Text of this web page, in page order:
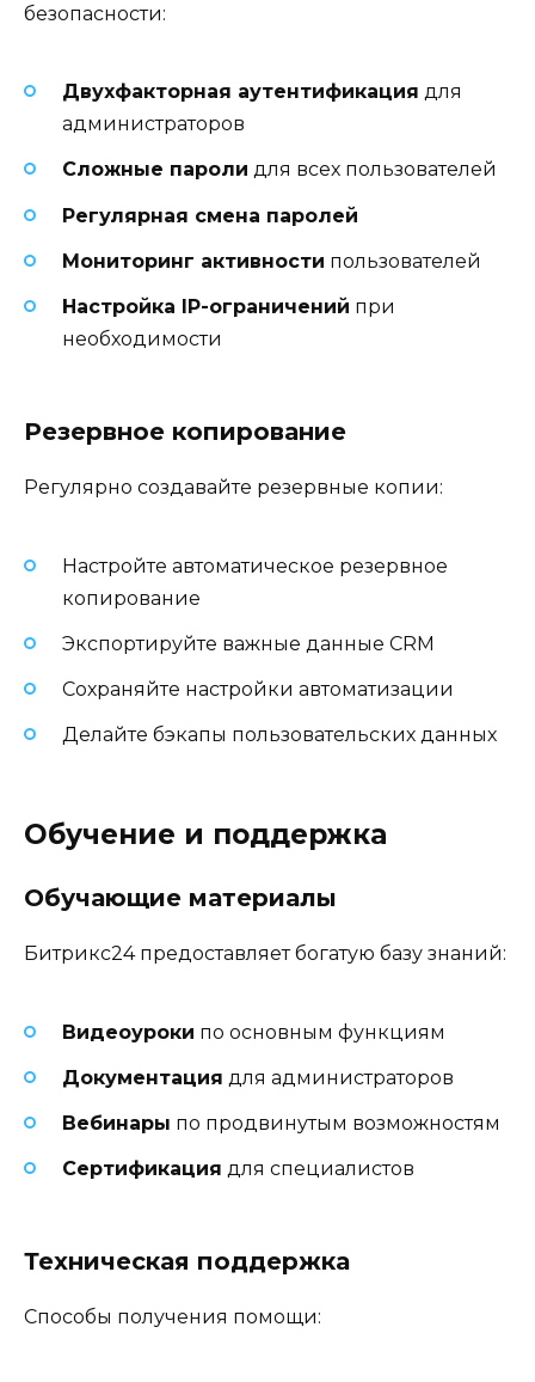
безопасности:
Двухфакторная аутентификация для
администраторов
Сложные пароли для всех пользователей
Регулярная смена паролей
Мониторинг активности пользователей
Настройка IP-ограничений при
необходимости
Резервное копирование
Регулярно создавайте резервные копии:
Настройте автоматическое резервное
копирование
Экспортируйте важные данные CRM
Сохраняйте настройки автоматизации
Делайте бэкапы пользовательских данных
Обучение и поддержка
Обучающие материалы
Битрикс24 предоставляет богатую базу знаний:
Видеоуроки по основным функциям
Документация для администраторов
Вебинары по продвинутым возможностям
Сертификация для специалистов
Техническая поддержка
Способы получения помощи: